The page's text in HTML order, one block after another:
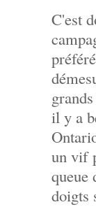
C'est
il y a
un vif
queue
doigts